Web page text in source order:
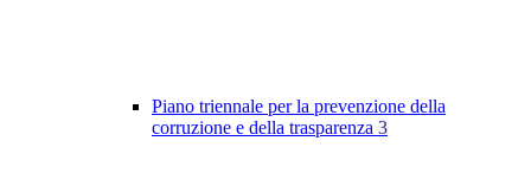
Piano triennale per la prevenzione della
corruzione e della trasparenza 3